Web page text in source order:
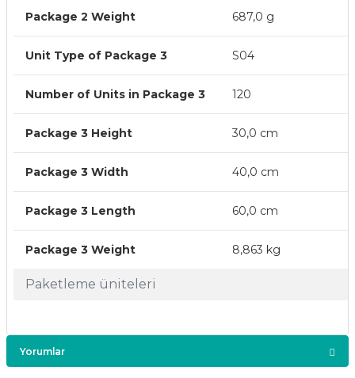
Paketleme üniteleri
Package 2 Weight 687,0 g
Unit Type of Package 3 S04
Number of Units in Package 3 120
Package 3 Height 30,0 cm
Package 3 Width 40,0 cm
Package 3 Length 60,0 cm
Package 3 Weight 8,863 kg
Yorumlar